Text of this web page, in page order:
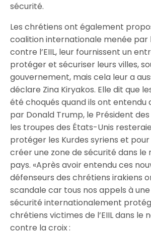
sécurité.
Les chrétiens ont également
coalition internationale menée par
contre l’EIIL, leur fournissent un
protéger et sécuriser leurs villes,
gouvernement, mais cela leur a
déclare Zina Kiryakos. Elle dit que
été choqués quand ils ont entendu
par Donald Trump, le Président
les troupes des États-Unis
protéger les Kurdes syriens et pour
créer une zone de sécurité dans le
pays. «Après avoir entendu ces
défenseurs des chrétiens irakiens
scandale car tous nos appels à
sécurité internationalement
chrétiens victimes de l’EIIL dans le
contre la croix :